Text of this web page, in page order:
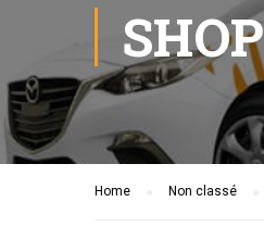
SHOP
Home Non classé